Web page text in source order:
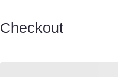
Checkout